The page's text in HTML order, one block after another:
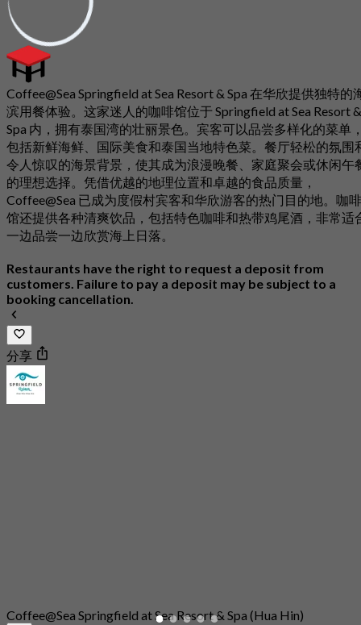
Coffee@Sea Springfield at Sea Resort & Spa 在华欣提供独特的
滨用餐体验。这家迷人的咖啡馆位于 Springfield at Sea Resort &
Spa 内，拥有泰国湾的壮丽景色。宾客可以品尝多样化的菜单
包括新鲜海鲜、国际美食和泰国当地特色菜。餐厅轻松的氛围
令人惊叹的海景背景，使其成为浪漫晚餐、家庭聚会或休闲午
的理想选择。凭借优越的地理位置和卓越的食品质量，
Coffee@Sea 已成为度假村宾客和华欣游客的热门目的地。咖啡
馆还提供各种清爽饮品，包括特色咖啡和热带鸡尾酒，非常适
一边品尝一边欣赏海上日落。
Restaurants have the right to request a deposit from
customers. Failure to pay a deposit may be subject to a
booking cancellation.
分享
Coffee@Sea Springfield at Sea Resort & Spa (Hua Hin)